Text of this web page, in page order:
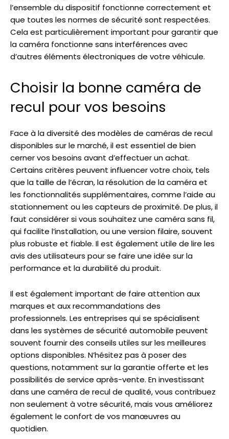
l’ensemble du dispositif fonctionne correctement et
que toutes les normes de sécurité sont respectées.
Cela est particulièrement important pour garantir que
la caméra fonctionne sans interférences avec
d’autres éléments électroniques de votre véhicule.
Choisir la bonne caméra de
recul pour vos besoins
Face à la diversité des modèles de caméras de recul
disponibles sur le marché, il est essentiel de bien
cerner vos besoins avant d’effectuer un achat.
Certains critères peuvent influencer votre choix, tels
que la taille de l’écran, la résolution de la caméra et
les fonctionnalités supplémentaires, comme l’aide au
stationnement ou les capteurs de proximité. De plus, il
faut considérer si vous souhaitez une caméra sans fil,
qui facilite l’installation, ou une version filaire, souvent
plus robuste et fiable. Il est également utile de lire les
avis des utilisateurs pour se faire une idée sur la
performance et la durabilité du produit.
Il est également important de faire attention aux
marques et aux recommandations des
professionnels. Les entreprises qui se spécialisent
dans les systèmes de sécurité automobile peuvent
souvent fournir des conseils utiles sur les meilleures
options disponibles. N’hésitez pas à poser des
questions, notamment sur la garantie offerte et les
possibilités de service après-vente. En investissant
dans une caméra de recul de qualité, vous contribuez
non seulement à votre sécurité, mais vous améliorez
également le confort de vos manœuvres au
quotidien.